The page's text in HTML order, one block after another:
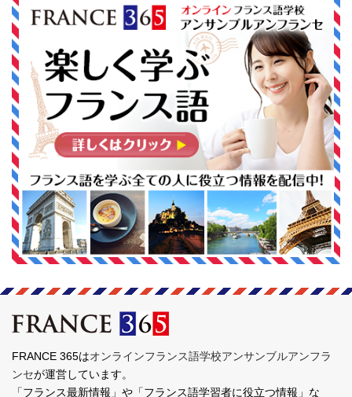
FRANCE 365はオンラインフランス語学校アンサンブルアンフラ
ンセが運営しています。
「フランス最新情報」や「フランス語学習者に役立つ情報」な